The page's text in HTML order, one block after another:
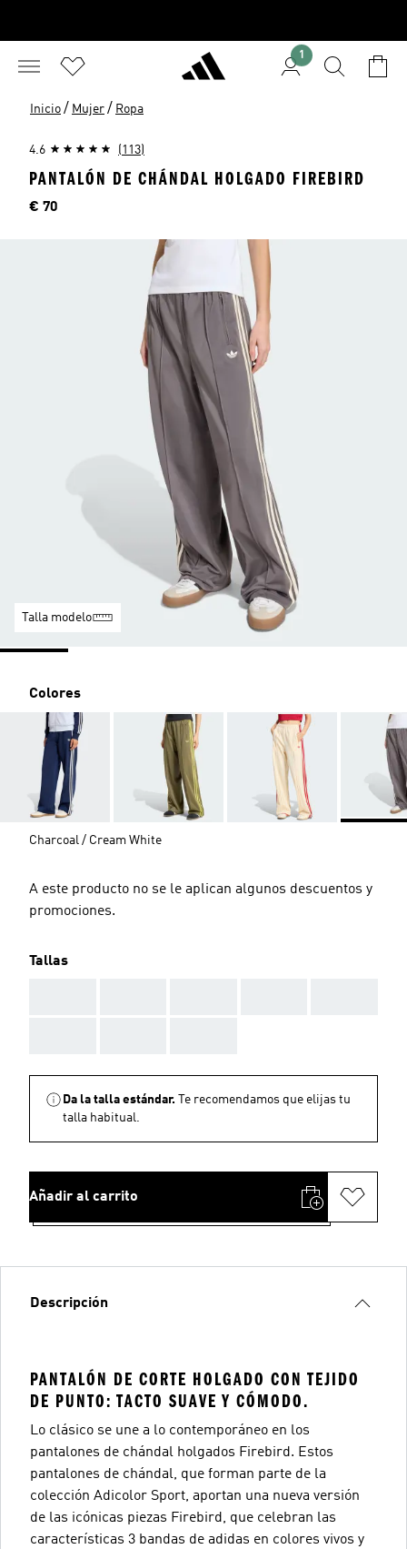
1
Inicio / Mujer / Ropa
4.6 (113)
PANTALÓN DE CHÁNDAL HOLGADO FIREBIRD
Precio
€ 70
Talla modelo
Colores
Charcoal / Cream White
A este producto no se le aplican algunos descuentos y
promociones.
Tallas
Da la talla estándar.
Te recomendamos que elijas tu
talla habitual.
Añadir al carrito
Descripción
PANTALÓN DE CORTE HOLGADO CON TEJIDO
DE PUNTO: TACTO SUAVE Y CÓMODO.
Lo clásico se une a lo contemporáneo en los
pantalones de chándal holgados Firebird. Estos
pantalones de chándal, que forman parte de la
colección Adicolor Sport, aportan una nueva versión
de las icónicas piezas Firebird, que celebran las
características 3 bandas de adidas en colores vivos y